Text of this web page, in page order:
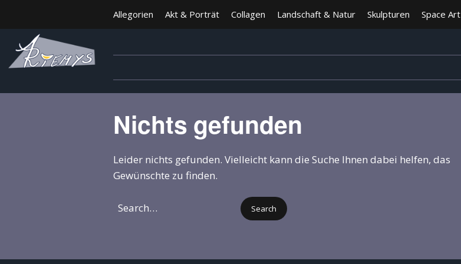
Allegorien Akt & Porträt Collagen Landschaft & Natur Skulpturen Space Art
Nichts gefunden
Leider nichts gefunden. Vielleicht kann die Suche Ihnen dabei helfen, das
Gewünschte zu finden.